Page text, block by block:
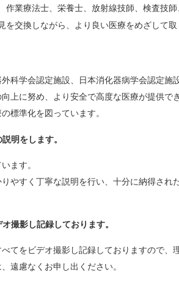
業療法士、栄養士、放射線技師、検査技
交換しながら、より良い医療をめざして取
科学会認定施設、日本消化器病学会認定施設
上に努め、より安全で高度な医療が提供で
標準化を図っています。
明をします。
ます。
やすく丁寧な説明を行い、十分に納得され
撮影し記録しております。
てをビデオ撮影し記録しておりますので、
遠慮なくお申し出ください。